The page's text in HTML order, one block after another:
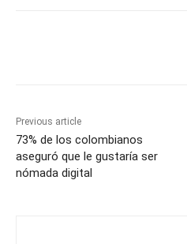
Previous article
73% de los colombianos
aseguró que le gustaría ser
nómada digital